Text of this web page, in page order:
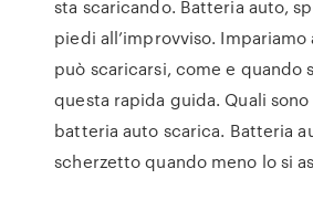
sta scaricando. Batteria auto,
piedi all’improvviso.
può scaricarsi, come e quando
questa rapida guida. Quali
batteria auto scarica. Batteria
scherzetto quando meno lo si